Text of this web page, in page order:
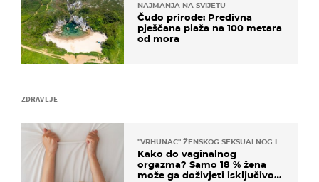
ZDRAVLJE
"VRHUNAC" ŽENSKOG SEKSUALNOG ISKUSTVA
Kako do vaginalnog
orgazma? Samo 18 % žena
može ga doživjeti isključivo
NAJMANJA NA SVIJETU
Čudo prirode: Predivna
pješčana plaža na 100 metara
od mora